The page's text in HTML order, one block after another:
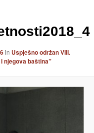
in Uspješno održan VIII.
njegova baština”